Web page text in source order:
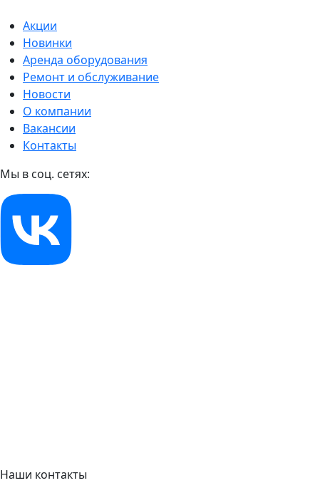
Акции
Новинки
Аренда оборудования
Ремонт и обслуживание
Новости
О компании
Вакансии
Контакты
Мы в соц. сетях:
Наши контакты